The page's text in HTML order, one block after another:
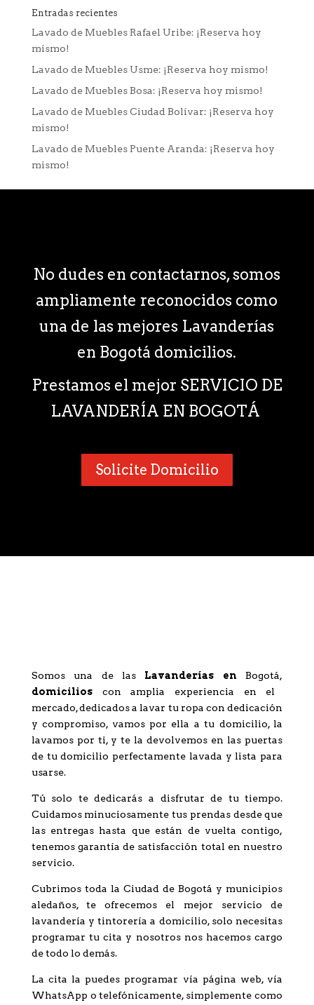
Entradas recientes
Lavado de Muebles Rafael Uribe: ¡Reserva hoy
mismo!
Lavado de Muebles Usme: ¡Reserva hoy mismo!
Lavado de Muebles Bosa: ¡Reserva hoy mismo!
Lavado de Muebles Ciudad Bolívar: ¡Reserva hoy
mismo!
Lavado de Muebles Puente Aranda: ¡Reserva hoy
mismo!
No dudes en contactarnos, somos
ampliamente reconocidos como
una de las mejores Lavanderías
en Bogotá domicilios.
Prestamos el mejor SERVICIO DE
LAVANDERÍA EN BOGOTÁ
Solicite Domicilio
Somos una de las Lavanderías en Bogotá,
domicilioscon amplia experiencia en el
mercado, dedicados a lavar tu ropa con dedicación
y compromiso, vamos por ella a tu domicilio, la
lavamos por ti, y te la devolvemos en las puertas
de tu domicilio perfectamente lavada y lista para
usarse.
Tú solo te dedicarás a disfrutar de tu tiempo.
Cuidamos minuciosamente tus prendas desde que
las entregas hasta que están de vuelta contigo,
tenemos garantía de satisfacción total en nuestro
servicio.
Cubrimos toda la Ciudad de Bogotá y municipios
aledaños, te ofrecemos el mejor servicio de
lavandería y tintorería a domicilio, solo necesitas
programar tu cita y nosotros nos hacemos cargo
de todo lo demás.
La cita la puedes programar vía página web, vía
WhatsApp o telefónicamente, simplemente como